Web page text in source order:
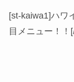
[st-kaiwa1]ハワ
目メニュー！！